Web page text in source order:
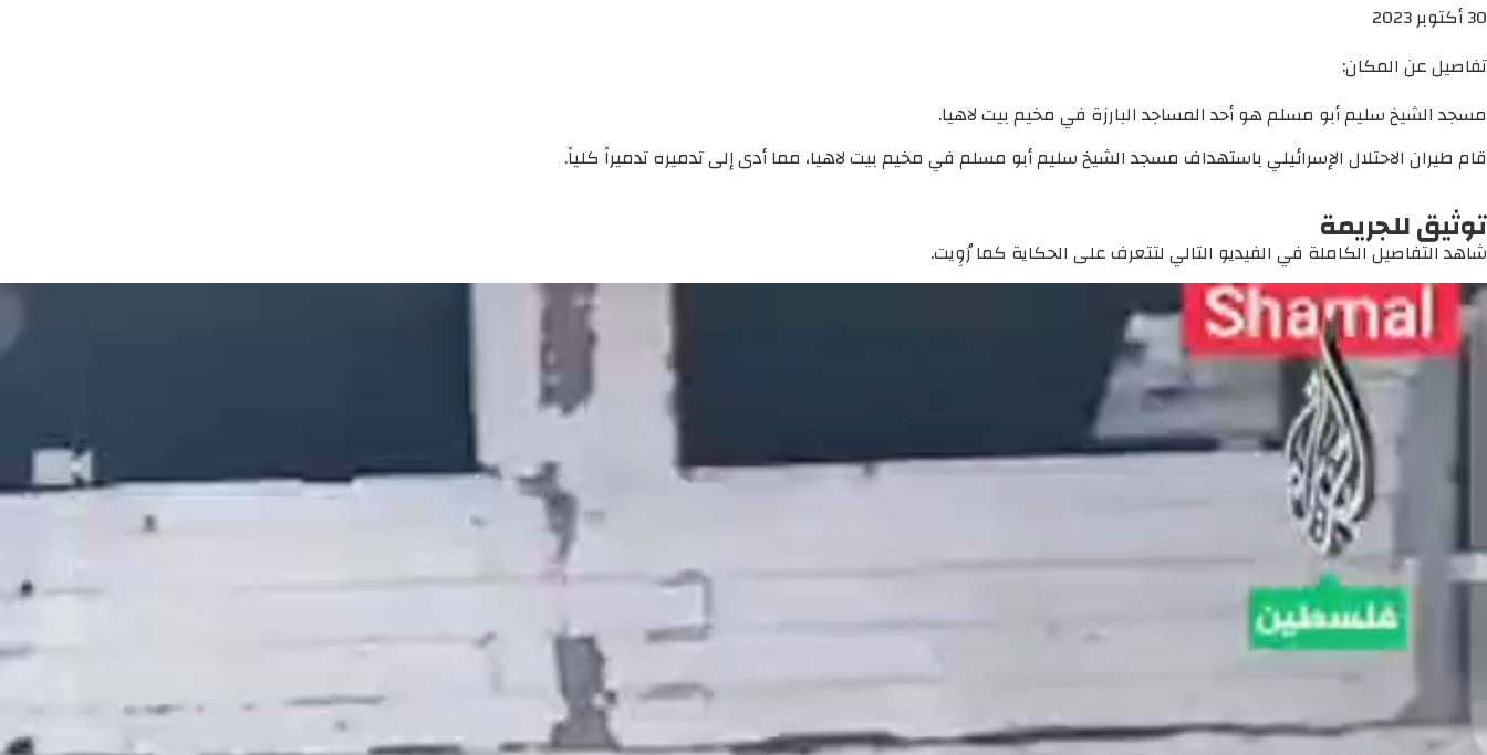
30 أكتوبر 2023
تفاصيل عن المكان:
مسجد الشيخ سليم أبو مسلم هو أحد المساجد البارزة في مخيم بيت لاهيا.
قام طيران الاحتلال الإسرائيلي باستهداف مسجد الشيخ سليم أبو مسلم في مخيم بيت لاهيا، مما أدى إلى تدميره تدميراً كلياً.
توثيق للجريمة
شاهد التفاصيل الكاملة في الفيديو التالي لتتعرف على الحكاية كما رُوِيت.